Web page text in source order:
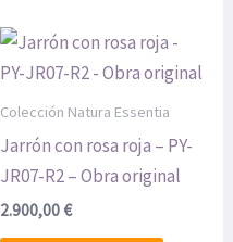
Colección Natura Essentia
Jarrón con rosa roja – PY-
JR07-R2 – Obra original
2.900,00€